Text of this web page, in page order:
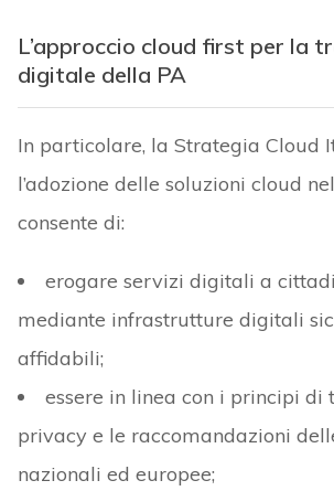
L’approccio cloud first per la
digitale della PA
In particolare, la Strategia Cloud
l’adozione delle soluzioni cloud
consente di:
erogare servizi digitali a
mediante infrastrutture digitali
affidabili;
essere in linea con i principi di
privacy e le raccomandazioni
nazionali ed europee;